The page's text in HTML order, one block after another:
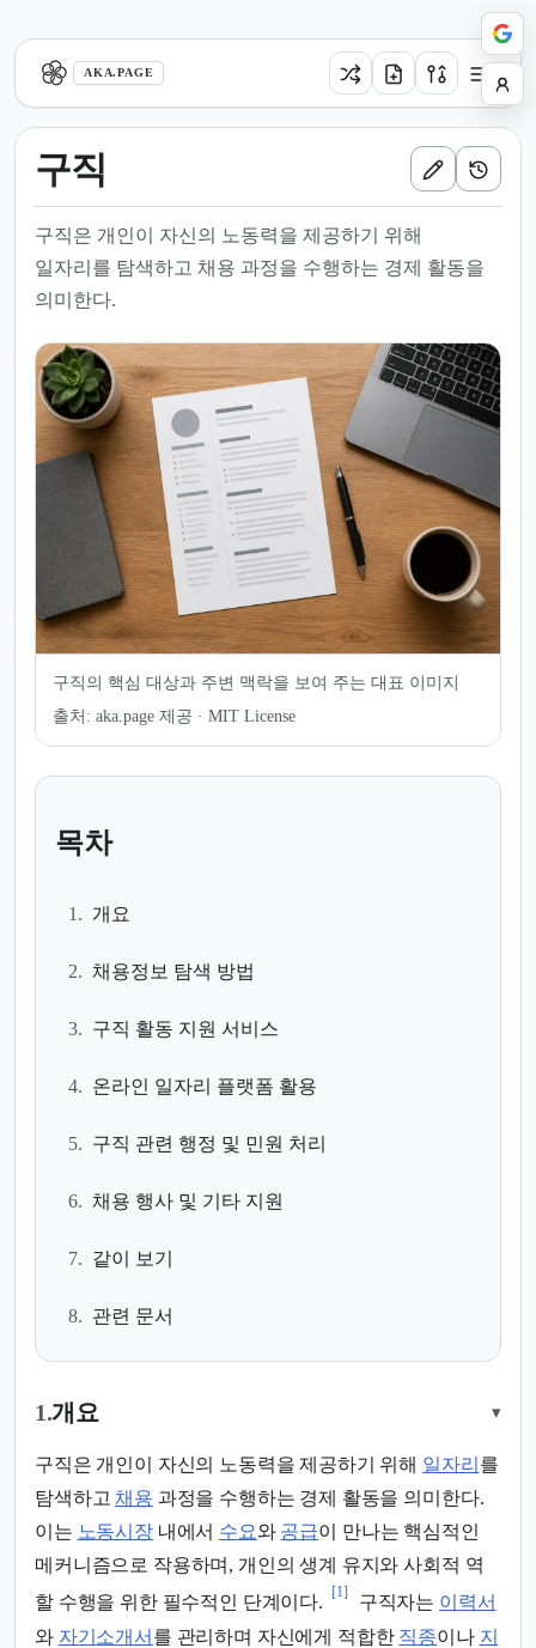
AKA.PAGE
구직
구직은 개인이 자신의 노동력을 제공하기 위해
일자리를 탐색하고 채용 과정을 수행하는 경제 활동을
의미한다.
구직의 핵심 대상과 주변 맥락을 보여 주는 대표 이미지
출처: aka.page 제공 · MIT License
목차
1. 개요
2. 채용정보 탐색 방법
3. 구직 활동 지원 서비스
4. 온라인 일자리 플랫폼 활용
5. 구직 관련 행정 및 민원 처리
6. 채용 행사 및 기타 지원
7. 같이 보기
8. 관련 문서
1.개요 ▾
구직은 개인이 자신의 노동력을 제공하기 위해 일자리 를
탐색하고채용 과정을 수행하는 경제 활동을 의미한다.
이는 노동시장내에서 수요와 공급이 만나는 핵심적인
메커니즘으로 작용하며, 개인의 생계 유지와 사회적 역
할 수행을 위한 필수적인 단계이다.
[1]
구직자는 이력서
와 자기소개서 를 관리하며 자신에게 적합한 직종이나 지